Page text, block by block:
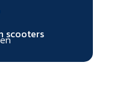
scooters